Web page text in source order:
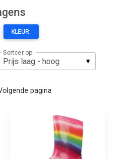
KLEUR:
Sorteer op:
pagina